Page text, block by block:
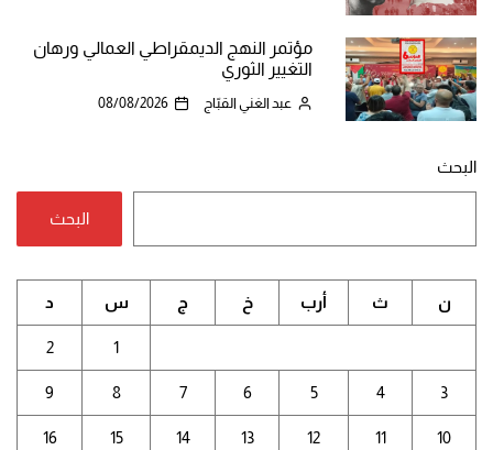
مؤتمر النهج الديمقراطي العمالي ورهان
التغيير الثوري
عبد الغني القبّاج 08/08/2026
البحث
البحث
ن ث أرب خ ج س د
1
2
3
4
5
6
7
8
9
10
11
12
13
14
15
16